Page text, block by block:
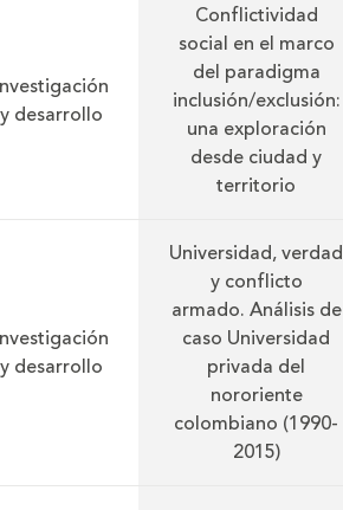
y desarrollo
Conflictividad
social en el marco
del paradigma
inclusión/exclusión:
una exploración
desde ciudad y
territorio
y desarrollo
Universidad, verdad
y conflicto
armado. Análisis de
caso Universidad
privada del
nororiente
colombiano (1990-
2015)